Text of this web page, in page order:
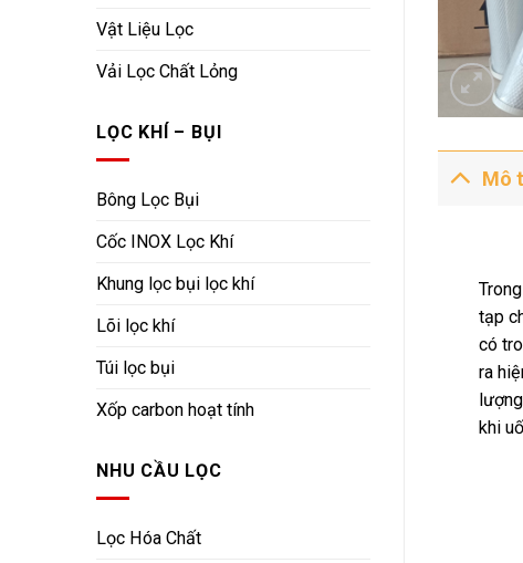
Vật Liệu Lọc
Vải Lọc Chất Lỏng
LỌC KHÍ – BỤI
Bông Lọc Bụi
Cốc INOX Lọc Khí
Khung lọc bụi lọc khí
Lõi lọc khí
Túi lọc bụi
Xốp carbon hoạt tính
NHU CẦU LỌC
Lọc Hóa Chất
Mô
tạp
có
ra
khi